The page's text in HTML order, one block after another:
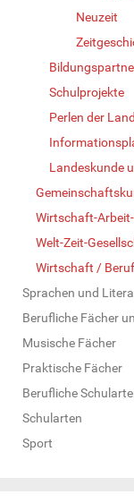
Neuzeit
Schulprojekte
Perlen der
Landeskunde
Wirtschaft-
Welt-Zeit-
Wirtschaft /
Sprachen und
Berufliche Fächer
Musische Fächer
Praktische Fächer
Berufliche
Schularten
Sport